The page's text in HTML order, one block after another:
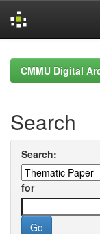
navigationCMMU Digital
Search
Search:
for